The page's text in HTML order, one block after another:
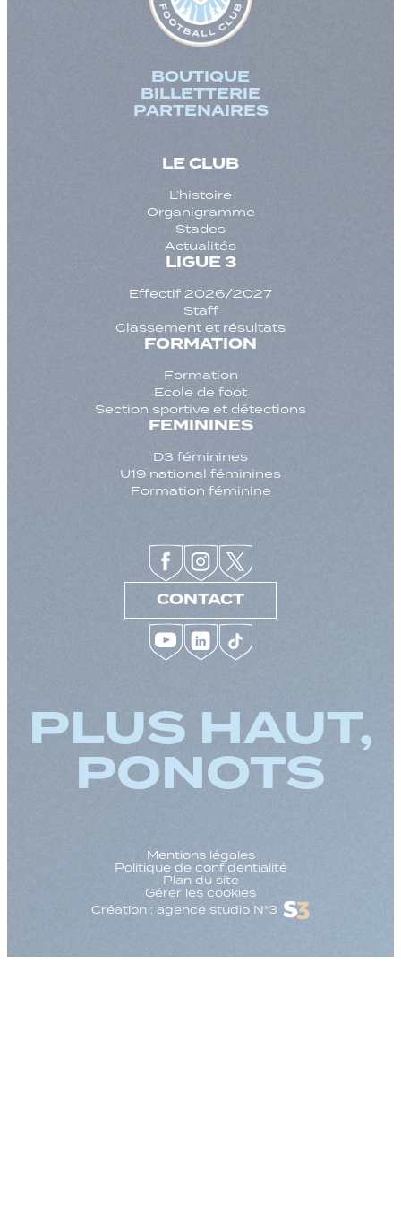
BOUTIQUE
BILLETTERIE
PARTENAIRES
LE CLUB
L’histoire
Organigramme
Stades
Actualités
LIGUE 3
Effectif 2026/2027
Staff
Classement et résultats
FORMATION
Formation
Ecole de foot
Section sportive et détections
FEMININES
D3 féminines
U19 national féminines
Formation féminine
CONTACT
PLUS HAUT,
PONOTS
Mentions légales
Politique de confidentialité
Plan du site
Gérer les cookies
Création : agence studio N°3